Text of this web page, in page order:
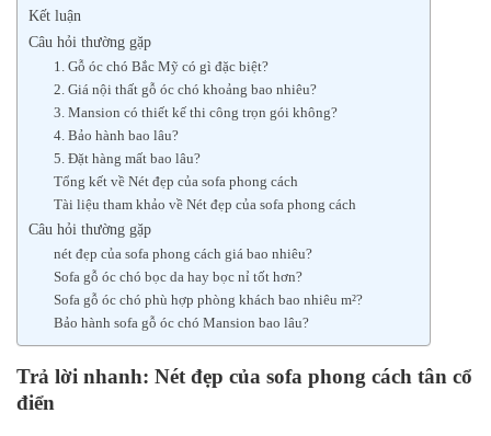
Kết luận
Câu hỏi thường gặp
1. Gỗ óc chó Bắc Mỹ có gì đặc biệt?
2. Giá nội thất gỗ óc chó khoảng bao nhiêu?
3. Mansion có thiết kế thi công trọn gói không?
4. Bảo hành bao lâu?
5. Đặt hàng mất bao lâu?
Tổng kết về Nét đẹp của sofa phong cách
Tài liệu tham khảo về Nét đẹp của sofa phong cách
Câu hỏi thường gặp
nét đẹp của sofa phong cách giá bao nhiêu?
Sofa gỗ óc chó bọc da hay bọc nỉ tốt hơn?
Sofa gỗ óc chó phù hợp phòng khách bao nhiêu m²?
Bảo hành sofa gỗ óc chó Mansion bao lâu?
Trả lời nhanh: Nét đẹp của sofa phong cách tân cổ
điển